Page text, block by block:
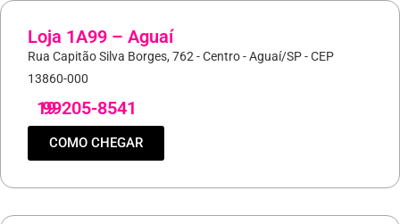
Loja 1A99 – Aguaí
Rua Capitão Silva Borges, 762 - Centro - Aguaí/SP - CEP
13860-000
19
99205-8541
COMO CHEGAR